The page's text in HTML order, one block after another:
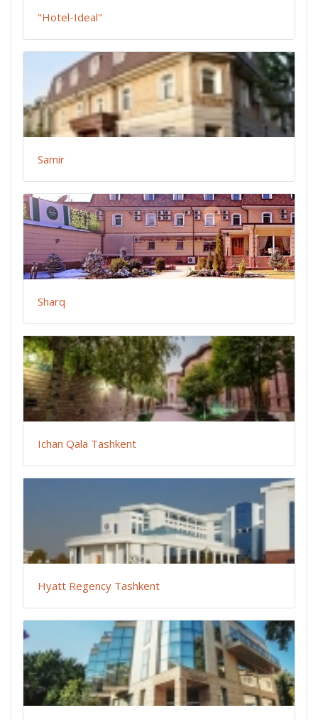
"Hotel-Ideal"
Samir
Sharq
Ichan Qala Tashkent
Hyatt Regency Tashkent